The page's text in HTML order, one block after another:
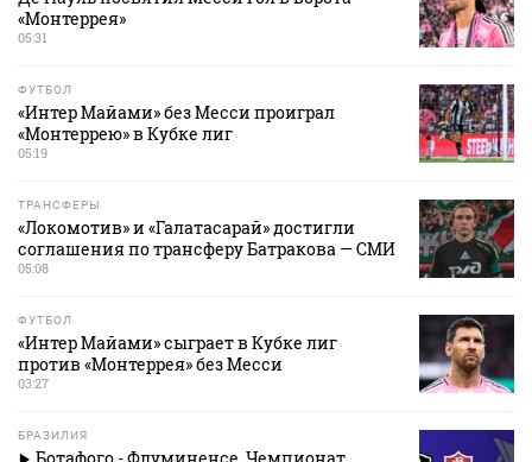
«Монтеррея»
05:31
ФУТБОЛ
«Интер Майами» без Месси проиграл
«Монтеррею» в Кубке лиг
05:19
ТРАНСФЕРЫ
«Локомотив» и «Галатасарай» достигли
соглашения по трансферу Батракова — СМИ
05:08
ФУТБОЛ
«Интер Майами» сыграет в Кубке лиг
против «Монтеррея» без Месси
03:27
БРАЗИЛИЯ